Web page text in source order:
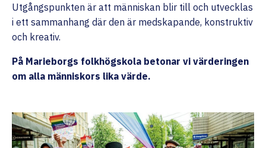
Utgångspunkten är att människan blir till och utvecklas
i ett sammanhang där den är medskapande, konstruktiv
och kreativ.
På Marieborgs folkhögskola betonar vi värderingen
om alla människors lika värde.